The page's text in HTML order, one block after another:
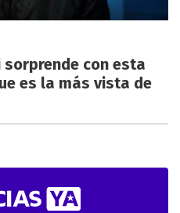
con esta
es la más vista de